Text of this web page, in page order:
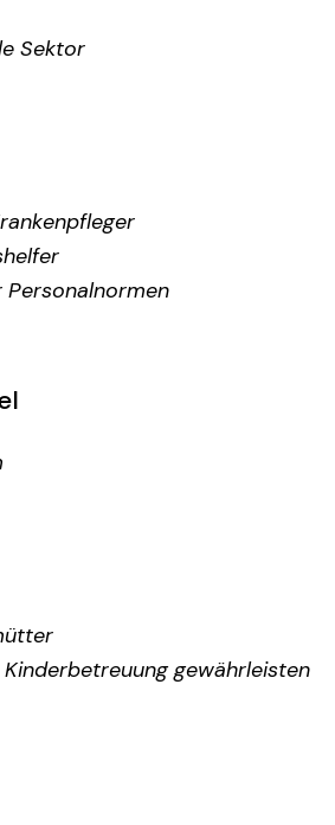
Sektor
Personalnormen
gewährleisten